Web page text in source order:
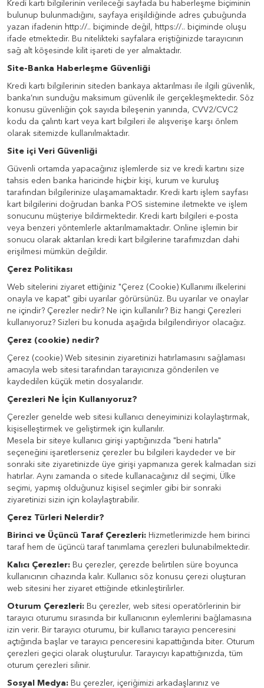
Kredi kartı bilgilerinin verileceği sayfada bu haberleşme biçiminin
bulunup bulunmadığını, sayfaya erişildiğinde adres çubuğunda
yazan ifadenin http://.. biçiminde değil, https://.. biçiminde oluşu
ifade etmektedir. Bu nitelikteki sayfalara eriştiğinizde tarayıcının
sağ alt köşesinde kilit işareti de yer almaktadır.
Site-Banka Haberleşme Güvenliği
Kredi kartı bilgilerinin siteden bankaya aktarılması ile ilgili güvenlik,
banka’nın sunduğu maksimum güvenlik ile gerçekleşmektedir. Söz
konusu güvenliğin çok sayıda bileşenin yanında, CVV2/CVC2
kodu da çalıntı kart veya kart bilgileri ile alışverişe karşı önlem
olarak sitemizde kullanılmaktadır.
Site içi Veri Güvenliği
Güvenli ortamda yapacağınız işlemlerde siz ve kredi kartını size
tahsis eden banka haricinde hiçbir kişi, kurum ve kuruluş
tarafından bilgilerinize ulaşamamaktadır. Kredi kartı işlem sayfası
kart bilgilerini doğrudan banka POS sistemine iletmekte ve işlem
sonucunu müşteriye bildirmektedir. Kredi kartı bilgileri e-posta
veya benzeri yöntemlerle aktarılmamaktadır. Online işlemin bir
sonucu olarak aktarılan kredi kart bilgilerine tarafımızdan dahi
erişilmesi mümkün değildir.
Çerez Politikası
Web sitelerini ziyaret ettiğiniz "Çerez (Cookie) Kullanımı ilkelerini
onayla ve kapat" gibi uyarılar görürsünüz. Bu uyarılar ve onaylar
ne içindir? Çerezler nedir? Ne için kullanılır? Biz hangi Çerezleri
kullanıyoruz? Sizleri bu konuda aşağıda bilgilendiriyor olacağız.
Çerez (cookie) nedir?
Çerez (cookie) Web sitesinin ziyaretinizi hatırlamasını sağlaması
amacıyla web sitesi tarafından tarayıcınıza gönderilen ve
kaydedilen küçük metin dosyalarıdır.
Çerezleri Ne İçin Kullanıyoruz?
Çerezler genelde web sitesi kullanıcı deneyiminizi kolaylaştırmak,
kişiselleştirmek ve geliştirmek için kullanılır.
Mesela bir siteye kullanıcı girişi yaptığınızda "beni hatırla"
seçeneğini işaretlerseniz çerezler bu bilgileri kaydeder ve bir
sonraki site ziyaretinizde üye girişi yapmanıza gerek kalmadan sizi
hatırlar. Aynı zamanda o sitede kullanacağınız dil seçimi, Ülke
seçimi, yapmış olduğunuz kişisel seçimler gibi bir sonraki
ziyaretinizi sizin için kolaylaştırabilir.
Çerez Türleri Nelerdir?
Birinci ve Üçüncü Taraf Çerezleri: Hizmetlerimizde hem birinci
taraf hem de üçüncü taraf tanımlama çerezleri bulunabilmektedir.
Kalıcı Çerezler: Bu çerezler, çerezde belirtilen süre boyunca
kullanıcının cihazında kalır. Kullanıcı söz konusu çerezi oluşturan
web sitesini her ziyaret ettiğinde etkinleştirilirler.
Oturum Çerezleri: Bu çerezler, web sitesi operatörlerinin bir
tarayıcı oturumu sırasında bir kullanıcının eylemlerini bağlamasına
izin verir. Bir tarayıcı oturumu, bir kullanıcı tarayıcı penceresini
açtığında başlar ve tarayıcı penceresini kapattığında biter. Oturum
çerezleri geçici olarak oluşturulur. Tarayıcıyı kapattığınızda, tüm
oturum çerezleri silinir.
Sosyal Medya: Bu çerezler, içeriğimizi arkadaşlarınız ve